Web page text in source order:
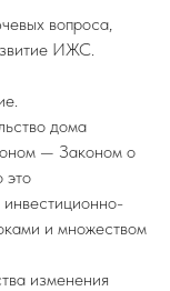
вопроса,
ИЖС.
дома
— Законом о
это
и множеством
изменения